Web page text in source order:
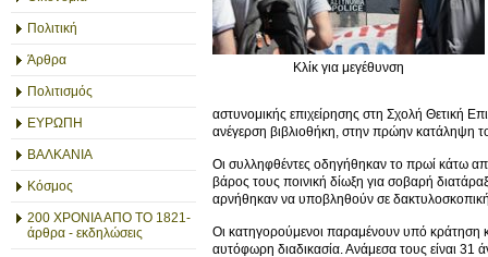
Πολιτική
Άρθρα
Πολιτισμός
ΕΥΡΩΠΗ
ΒΑΛΚΑΝΙΑ
Κόσμος
200 ΧΡΟΝΙΑ ΑΠΟ ΤΟ 1821-
άρθρα - εκδηλώσεις
Κλίκ για μεγέθυνση
αστυνομικής επιχείρησης στη Σχολή Θετική
ανέγερση βιβλιοθήκη, στην πρώην κατάληψη
Οι συλληφθέντες οδηγήθηκαν το πρωί κάτω
βάρος τους ποινική δίωξη για σοβαρή
αρνήθηκαν να υποβληθούν σε
Οι κατηγορούμενοι παραμένουν υπό κράτηση
αυτόφωρη διαδικασία. Ανάμεσα τους είναι 31